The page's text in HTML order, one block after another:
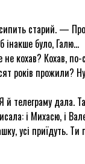
старий. —
інакше було, Галю…
кохав? Кохав, по-
років прожили?
й телеграму дала.
і Михасю, і
усі приїдуть. Ти